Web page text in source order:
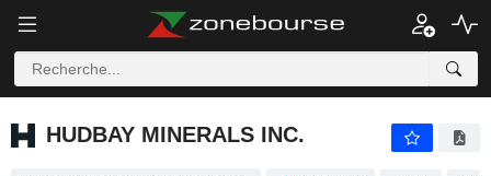
HUDBAY MINERALS INC.
HUDBAY MINERALS INC.